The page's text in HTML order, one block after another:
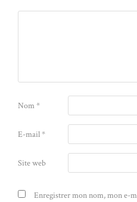
Nom*
E-mail*
Site web
Enregistrer mon nom, mon e-